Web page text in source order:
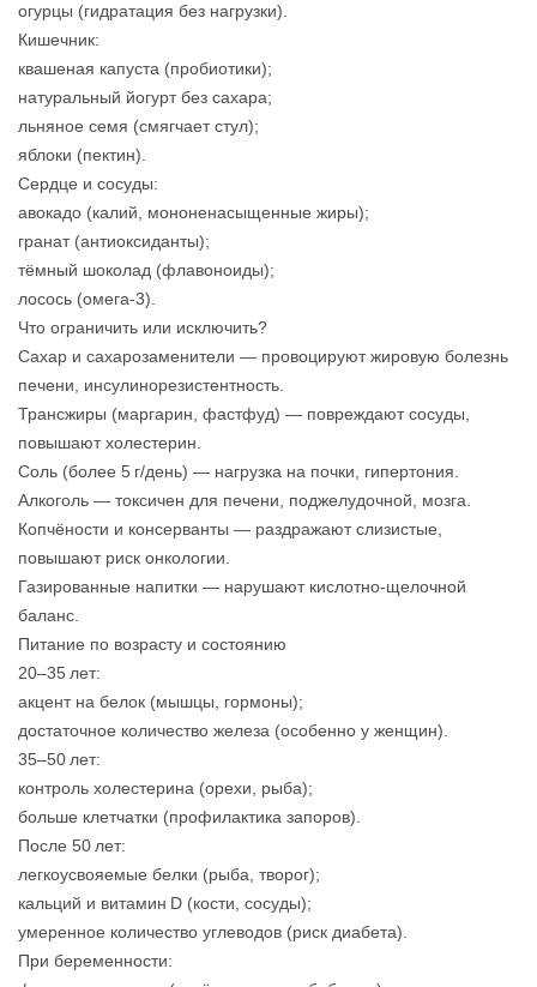
огурцы (гидратация без нагрузки).
Кишечник:
квашеная капуста (пробиотики);
натуральный йогурт без сахара;
льняное семя (смягчает стул);
яблоки (пектин).
Сердце и сосуды:
авокадо (калий, мононенасыщенные жиры);
гранат (антиоксиданты);
тёмный шоколад (флавоноиды);
лосось (омега‑3).
Что ограничить или исключить?
Сахар и сахарозаменители — провоцируют жировую болезнь
печени, инсулинорезистентность.
Трансжиры (маргарин, фастфуд) — повреждают сосуды,
повышают холестерин.
Соль (более 5 г/день) — нагрузка на почки, гипертония.
Алкоголь — токсичен для печени, поджелудочной, мозга.
Копчёности и консерванты — раздражают слизистые,
повышают риск онкологии.
Газированные напитки — нарушают кислотно‑щелочной
баланс.
Питание по возрасту и состоянию
20–35 лет:
акцент на белок (мышцы, гормоны);
достаточное количество железа (особенно у женщин).
35–50 лет:
контроль холестерина (орехи, рыба);
больше клетчатки (профилактика запоров).
После 50 лет:
легкоусвояемые белки (рыба, творог);
кальций и витамин D (кости, сосуды);
умеренное количество углеводов (риск диабета).
При беременности: